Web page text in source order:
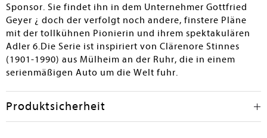
Siegfried Schmidt
Sponsor. Sie findet ihn in dem Unternehmer Gottfried
Geyer ¿ doch der verfolgt noch andere, finstere Pläne
mit der tollkühnen Pionierin und ihrem spektakulären
Adler 6.Die Serie ist inspiriert von Clärenore Stinnes
(1901-1990) aus Mülheim an der Ruhr, die in einem
serienmäßigen Auto um die Welt fuhr.
Produktsicherheit